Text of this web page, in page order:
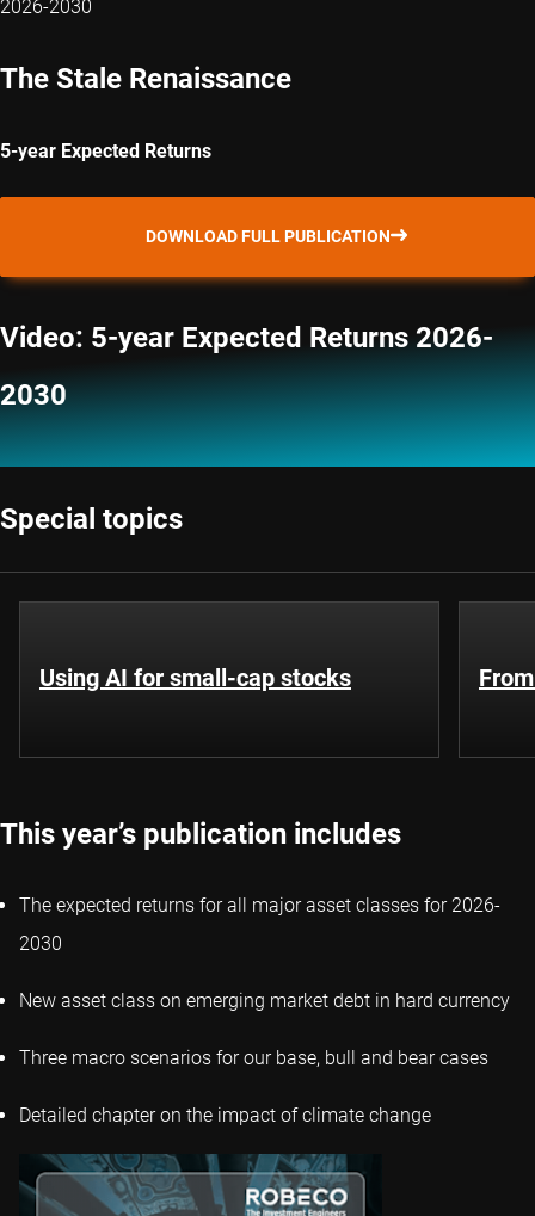
2026-2030
The Stale Renaissance
5-year Expected Returns
DOWNLOAD FULL PUBLICATION
Video: 5-year Expected Returns 2026-
2030
Special topics
Using AI for small-cap stocks
This year’s publication includes
The expected returns for all major asset classes for 2026-
2030
New asset class on emerging market debt in hard currency
Three macro scenarios for our base, bull and bear cases
Detailed chapter on the impact of climate change